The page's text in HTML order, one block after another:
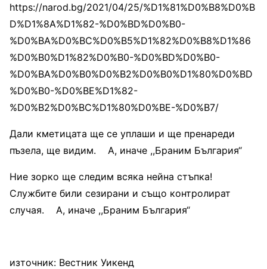
https://narod.bg/2021/04/25/%D1%81%D0%B8%D0%B
D%D1%8A%D1%82-%D0%BD%D0%B0-
%D0%BA%D0%BC%D0%B5%D1%82%D0%B8%D1%86
%D0%B0%D1%82%D0%B0-%D0%BD%D0%B0-
%D0%BA%D0%B0%D0%B2%D0%B0%D1%80%D0%BD
%D0%B0-%D0%BE%D1%82-
%D0%B2%D0%BC%D1%80%D0%BE-%D0%B7/
Дали кметицата ще се уплаши и ще пренареди
пъзела, ще видим. А, иначе ,,Браним България“
Ние зорко ще следим всяка нейна стъпка!
Службите били сезирани и също контролират
случая. А, иначе ,,Браним България“
източник: Вестник Уикенд